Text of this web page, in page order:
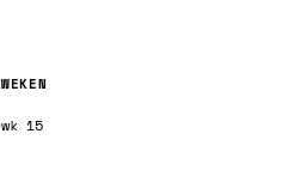
WEKEN
wk 15